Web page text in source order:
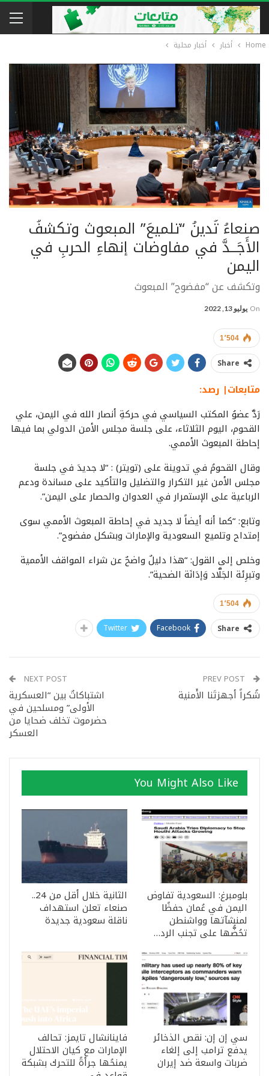
Home أخبار أخبار محلية
صنعاءُ تُدينُ “تلميعَ” المبعوث وتكشفُ
الأَجَــدَّ في مفاوضات إنهاءِ الحربِ في
اليمن
وتكشف عن “مفضوح” المبعوث
On يوليو 13, 2022
1٬504
Share
متابعات| رصد:
رَدَّ عضوُ المكتب السياسي في حركةِ أنصار الله في اليمن، علي
القحوم، اليوم الثلاثاء، على جلسة مجلس الأمن الدولي بما فيها
إحاطة المبعوث الأممي.
وقال القحومُ في تدوينة على (تويتر) : “لا جديدَ في جلسة
مجلس الأمن غير التكرار والتضليل والتأكيد على مساندة ودعم
الرباعية على الإستمرار في العدوان والحصار على اليمن”.
وتابع: “كما أنه أيضاً لا جديد في إحاطة المبعوث الأممي سوى
إمتداح وتلميع السعودية والإمارات وبشكل مفضوح”.
وخلص إلى القول: “هذا دليلٌ واضحٌ عن شراء المواقف الأممية
وتبرِئة الجَلَّاد وَإدَانَة الضحية”.
1٬504
Share
Facebook
Twitter
شُكراً أجهزتَنا الأَمنية
NEXT POST
اشتباكاتٌ بين “العسكرية
الأولى” ومسلحين في
حضرموت تخلف ضحايا من
العسكر
You Might Also Like
بلومبرغ: السعودية تفاوض
اليمن في عُمان حفظًا
لمنشآتها وواشنطن
تحُضُّها على تجنب الرد…
الثانية خلال أقل من 24..
صنعاء تعلن استهداف
ناقلة سعودية جديدة
سي إن إن: نقص الذخائر
يدفع ترامب إلى إلغاء
ضربات واسعة ضد إيران
فاينانشال تايمز: تحالف
الإمارات مع كيان الاحتلال
يمنحُها جرأةً للتحرك بشبكة